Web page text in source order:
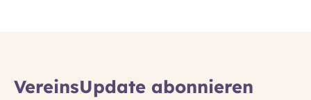
VereinsUpdate abonnieren